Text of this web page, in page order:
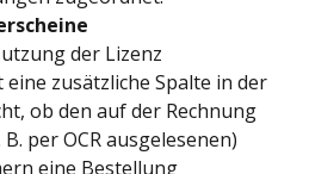
der Lizenz
zusätzliche Spalte in der
ob den auf der Rechnung
per OCR ausgelesenen)
eine Bestellung